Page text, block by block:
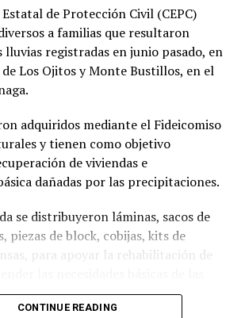
de Protección Civil (CEPC)
a familias que resultaron
lluvias registradas en junio pasado, en
Los Ojitos y Monte Bustillos, en el
adquiridos mediante el Fideicomiso
y tienen como objetivo
de viviendas e
dañadas por las precipitaciones.
se distribuyeron láminas, sacos de
piezas de block, cobijas, kits de
para apoyar la rehabilitación de
CONTINUE READING